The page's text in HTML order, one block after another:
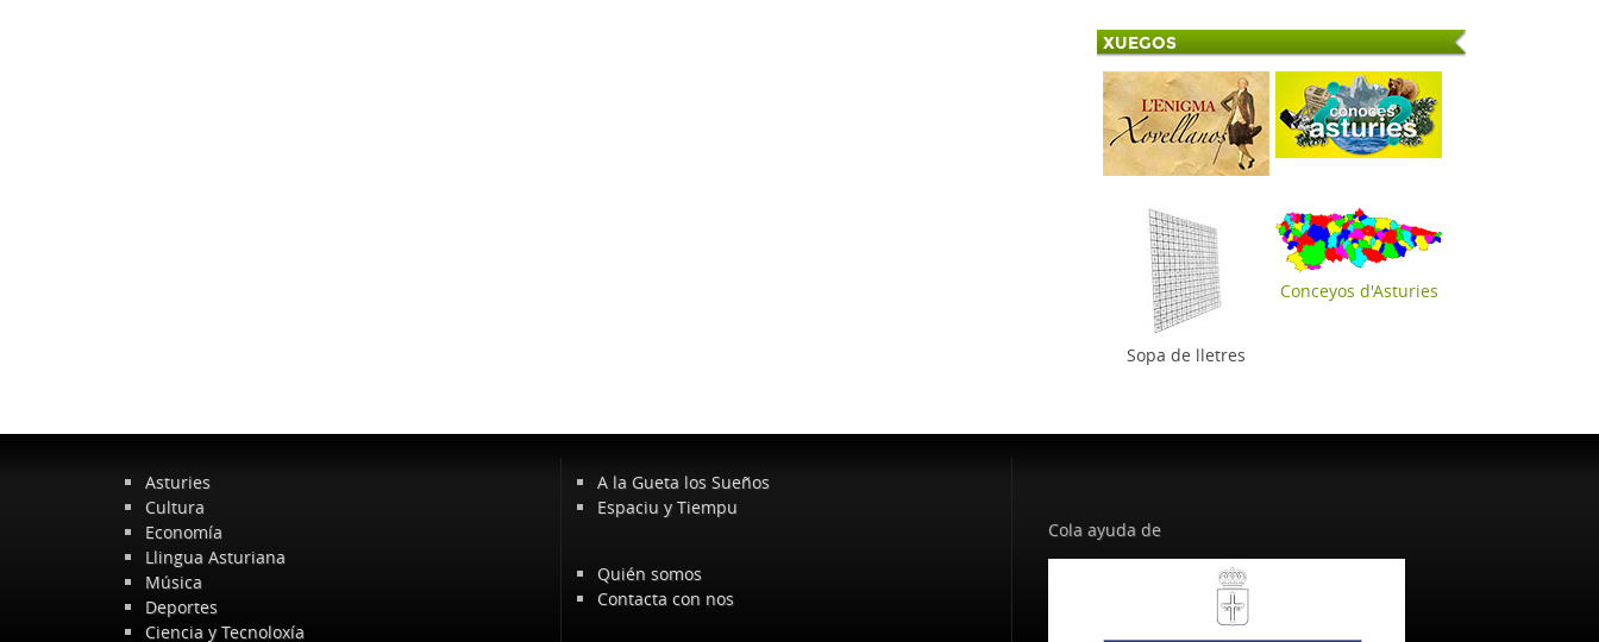
XUEGOS
Sopa de lletres
Conceyos d'Asturies
Asturies
Cultura
Economía
Llingua Asturiana
Música
Deportes
Ciencia y Tecnoloxía
A la Gueta los Sueños
Espaciu y Tiempu
Quién somos
Contacta con nos
Cola ayuda de